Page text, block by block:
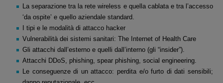
La separazione tra la rete wireless e quella cablata e tra l’accesso
‘da ospite’ e quello aziendale standard.
I tipi e le modalità di attacco hacker
Vulnerabilità dei sistemi sanitari: The Internet of Health Care
Gli attacchi dall’esterno e quelli dall’interno (gli “insider”).
Attacchi DDoS, phishing, spear phishing, social engineering.
Le conseguenze di un attacco: perdita e/o furto di dati sensibili;